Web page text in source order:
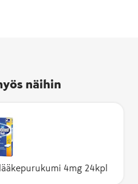
näihin
4mg 24kpl